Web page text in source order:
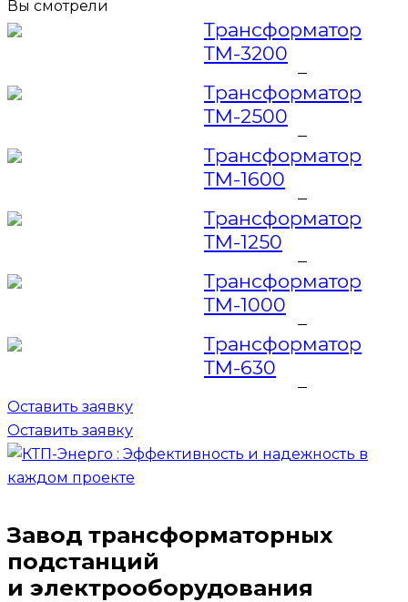
Вы смотрели
Трансформатор
ТМ-3200
Трансформатор
ТМ-2500
Трансформатор
ТМ-1600
Трансформатор
ТМ-1250
Трансформатор
ТМ-1000
Трансформатор
ТМ-630
Оставить заявку
Оставить заявку
Завод трансформаторных
подстанций
и электрооборудования